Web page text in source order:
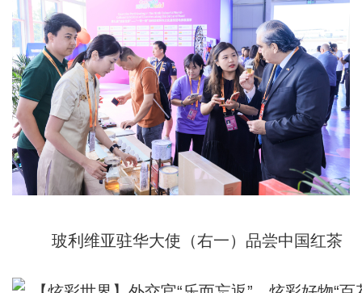
玻利维亚驻华大使（右一）品尝中国红茶